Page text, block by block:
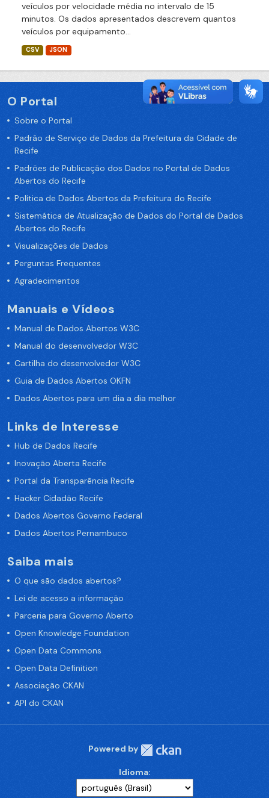
veículos por velocidade média no intervalo de 15
minutos. Os dados apresentados descrevem quantos
veículos por equipamento...
CSV JSON
O Portal
Sobre o Portal
Padrão de Serviço de Dados da Prefeitura da Cidade de
Recife
Padrões de Publicação dos Dados no Portal de Dados
Abertos do Recife
Política de Dados Abertos da Prefeitura do Recife
Sistemática de Atualização de Dados do Portal de Dados
Abertos do Recife
Visualizações de Dados
Perguntas Frequentes
Agradecimentos
Manuais e Vídeos
Manual de Dados Abertos W3C
Manual do desenvolvedor W3C
Cartilha do desenvolvedor W3C
Guia de Dados Abertos OKFN
Dados Abertos para um dia a dia melhor
Links de Interesse
Hub de Dados Recife
Inovação Aberta Recife
Portal da Transparência Recife
Hacker Cidadão Recife
Dados Abertos Governo Federal
Dados Abertos Pernambuco
Saiba mais
O que são dados abertos?
Lei de acesso a informação
Parceria para Governo Aberto
Open Knowledge Foundation
Open Data Commons
Open Data Definition
Associação CKAN
API do CKAN
Powered by
Idioma